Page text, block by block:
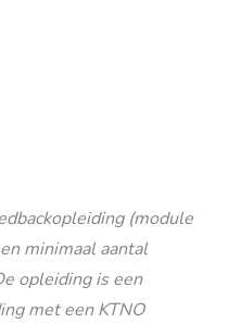
(module
minimaal aantal
opleiding is een
met een KTNO